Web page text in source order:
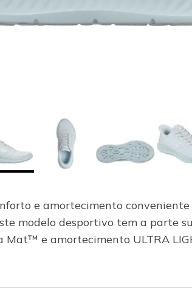
e amortecimento
modelo desportivo tem a parte
Mat™ e amortecimento ULTRA